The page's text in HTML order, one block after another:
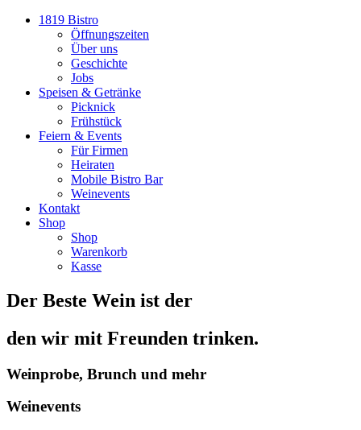
1819 Bistro
Öffnungszeiten
Über uns
Geschichte
Jobs
Speisen & Getränke
Picknick
Frühstück
Feiern & Events
Für Firmen
Heiraten
Mobile Bistro Bar
Weinevents
Kontakt
Shop
Shop
Warenkorb
Kasse
Der Beste Wein ist der
den wir mit Freunden trinken.
Weinprobe, Brunch und mehr
Weinevents